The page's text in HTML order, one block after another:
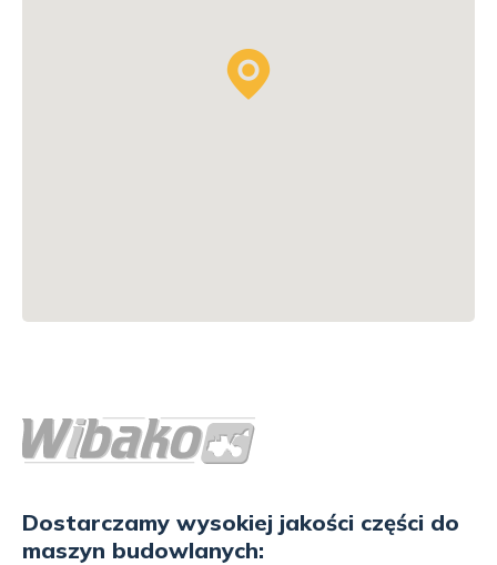
Dostarczamy wysokiej jakości części do
maszyn budowlanych: